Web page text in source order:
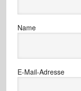
Name
E-Mail-Adresse